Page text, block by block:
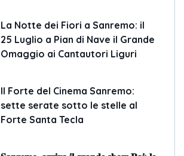
La Notte dei Fiori a Sanremo: il
25 Luglio a Pian di Nave il Grande
Omaggio ai Cantautori Liguri
Il Forte del Cinema Sanremo:
sette serate sotto le stelle al
Forte Santa Tecla